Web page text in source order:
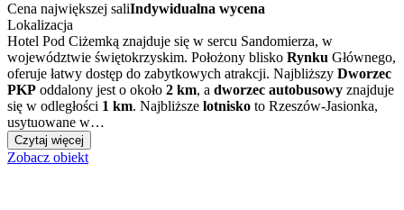
Cena największej saliIndywidualna wycena
Lokalizacja
Hotel Pod Ciżemką znajduje się w sercu Sandomierza, w
województwie świętokrzyskim. Położony blisko Rynku Głównego,
oferuje łatwy dostęp do zabytkowych atrakcji. Najbliższy Dworzec
PKP oddalony jest o około 2 km, a dworzec autobusowy znajduje
się w odległości 1 km. Najbliższe lotnisko to Rzeszów-Jasionka,
usytuowane w…
Czytaj więcej
Zobacz obiekt